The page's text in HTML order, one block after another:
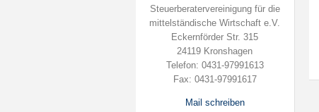
Steuerberatervereinigung für die
mittelständische Wirtschaft e.V.
Eckernförder Str. 315
24119 Kronshagen
Telefon: 0431-97991613
Fax: 0431-97991617
Mail schreiben